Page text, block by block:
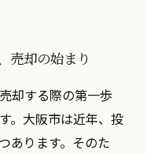
売却の始まり
却する際の第一歩
。大阪市は近年、投
あります。そのた